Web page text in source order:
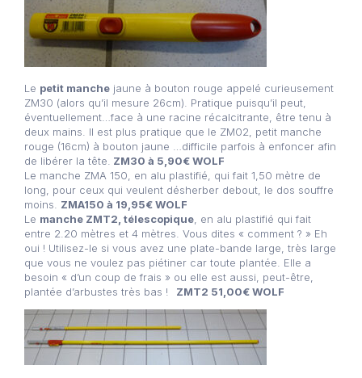
Le petit manche jaune à bouton rouge appelé curieusement
ZM30 (alors qu’il mesure 26cm). Pratique puisqu’il peut,
éventuellement…face à une racine récalcitrante, être tenu à
deux mains. Il est plus pratique que le ZM02, petit manche
rouge (16cm) à bouton jaune …difficile parfois à enfoncer afin
de libérer la tête. ZM30 à 5,90€ WOLF
Le manche ZMA 150, en alu plastifié, qui fait 1,50 mètre de
long, pour ceux qui veulent désherber debout, le dos souffre
moins. ZMA150 à 19,95€ WOLF
Le manche ZMT2, télescopique , en alu plastifié qui fait
entre 2.20 mètres et 4 mètres. Vous dites « comment ? » Eh
oui ! Utilisez-le si vous avez une plate-bande large, très large
que vous ne voulez pas piétiner car toute plantée. Elle a
besoin « d’un coup de frais » ou elle est aussi, peut-être,
plantée d’arbustes très bas !
ZMT2 51,00€ WOLF